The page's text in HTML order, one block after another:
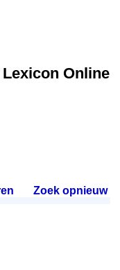
Online
Zoek opnieuw.